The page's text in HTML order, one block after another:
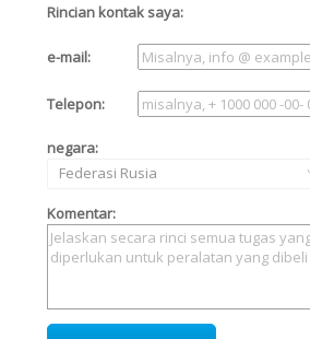
Rincian kontak saya:
e-mail:
Telepon:
negara:
Federasi Rusia
Komentar: